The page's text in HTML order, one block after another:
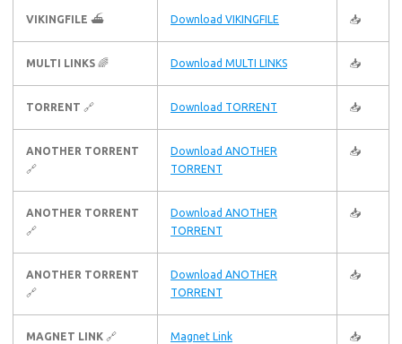
VIKINGFILE ⛴️ Download VIKINGFILE 📥
MULTI LINKS 🌈 Download MULTI LINKS 📥
TORRENT 🔗 Download TORRENT 📥
ANOTHER TORRENT
🔗
Download ANOTHER
TORRENT
📥
ANOTHER TORRENT
🔗
Download ANOTHER
TORRENT
📥
ANOTHER TORRENT
🔗
Download ANOTHER
TORRENT
📥
MAGNET LINK 🔗 Magnet Link 📥